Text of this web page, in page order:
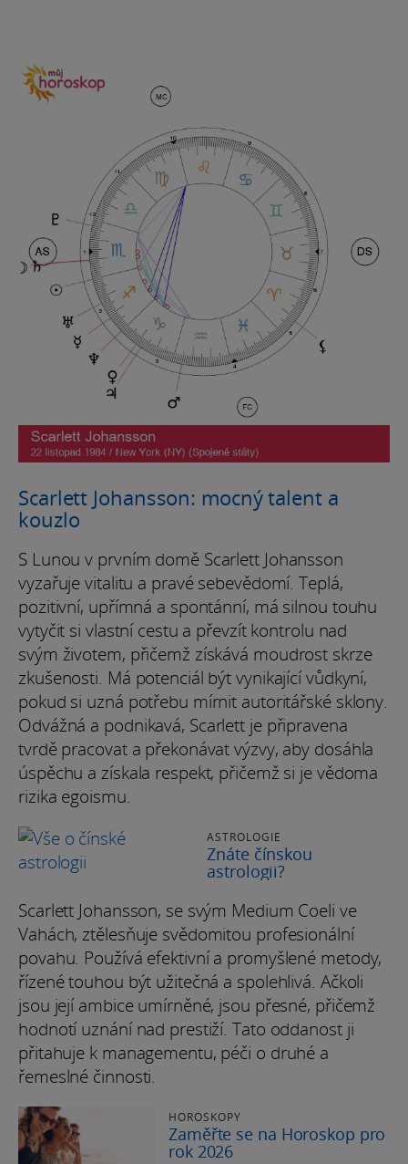
Scarlett Johansson: mocný talent a
kouzlo
S Lunou v prvním domě Scarlett Johansson
vyzařuje vitalitu a pravé sebevědomí. Teplá,
pozitivní, upřímná a spontánní, má silnou touhu
vytyčit si vlastní cestu a převzít kontrolu nad
svým životem, přičemž získává moudrost skrze
zkušenosti. Má potenciál být vynikající vůdkyní,
pokud si uzná potřebu mírnit autoritářské sklony.
Odvážná a podnikavá, Scarlett je připravena
tvrdě pracovat a překonávat výzvy, aby dosáhla
úspěchu a získala respekt, přičemž si je vědoma
rizika egoismu.
ASTROLOGIE
Znáte čínskou
astrologii?
Scarlett Johansson, se svým Medium Coeli ve
Vahách, ztělesňuje svědomitou profesionální
povahu. Používá efektivní a promyšlené metody,
řízené touhou být užitečná a spolehlivá. Ačkoli
jsou její ambice umírněné, jsou přesné, přičemž
hodnotí uznání nad prestiží. Tato oddanost ji
přitahuje k managementu, péči o druhé a
řemeslné činnosti.
HOROSKOPY
Zaměřte se na Horoskop pro
rok 2026